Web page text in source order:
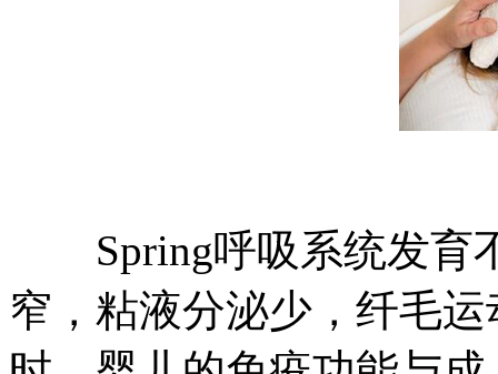
Spring呼吸系统发育
窄，粘液分泌少，纤毛